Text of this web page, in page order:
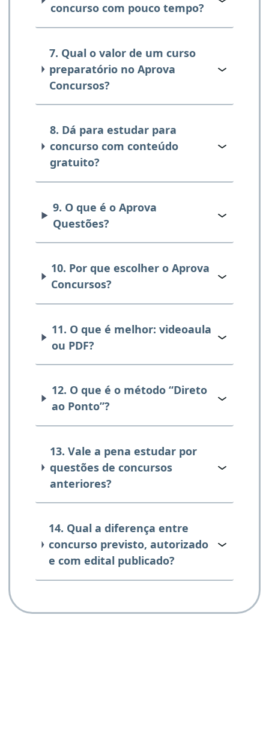
concurso com pouco tempo?
7. Qual o valor de um curso
preparatório no Aprova
Concursos?
8. Dá para estudar para
concurso com conteúdo
gratuito?
9. O que é o Aprova
Questões?
10. Por que escolher o Aprova
Concursos?
11. O que é melhor: videoaula
ou PDF?
12. O que é o método “Direto
ao Ponto”?
13. Vale a pena estudar por
questões de concursos
anteriores?
14. Qual a diferença entre
concurso previsto, autorizado
e com edital publicado?